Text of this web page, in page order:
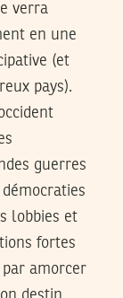
verra
en une
(et
pays).
guerres
lobbies et
fortes
amorcer